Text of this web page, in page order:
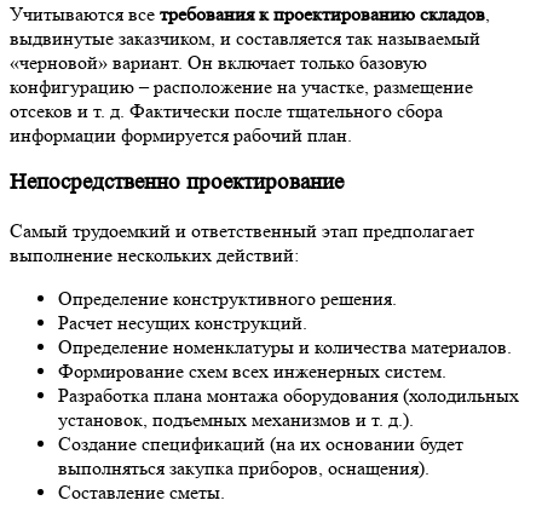
Учитываются все требования к проектированию складов
выдвинутые заказчиком, и составляется так называемый
«черновой» вариант. Он включает только базовую
конфигурацию – расположение на участке, размещение
отсеков и т. д. Фактически после тщательного сбора
информации формируется рабочий план.
Непосредственно проектирование
Самый трудоемкий и ответственный этап предполагает
выполнение нескольких действий:
Определение конструктивного решения.
Расчет несущих конструкций.
Определение номенклатуры и количества материалов.
Формирование схем всех инженерных систем.
Разработка плана монтажа оборудования (холодильных
установок, подъемных механизмов и т. д.).
Создание спецификаций (на их основании будет
выполняться закупка приборов, оснащения).
Составление сметы.